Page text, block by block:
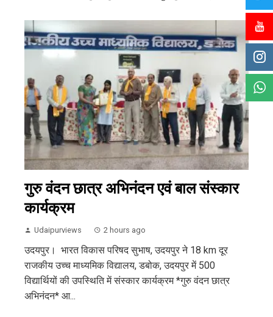
गुरु वंदन छात्र अभिनंदन एवं बाल संस्कार
कार्यक्रम
Udaipurviews 2 hours ago
उदयपुर। भारत विकास परिषद सुभाष, उदयपुर ने 18 km दूर
राजकीय उच्च माध्यमिक विद्यालय, डबोक, उदयपुर में 500
विद्यार्थियों की उपस्थिति में संस्कार कार्यक्रम *गुरु वंदन छात्र
अभिनंदन* आ...